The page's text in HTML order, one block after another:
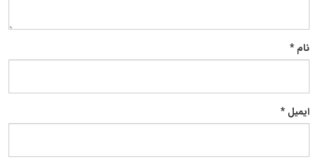
نام*
ایمیل*